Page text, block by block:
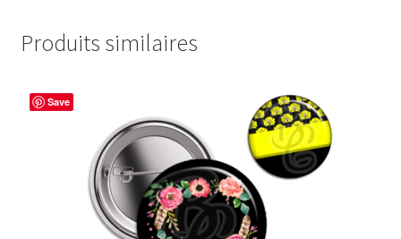
Produits similaires
Save